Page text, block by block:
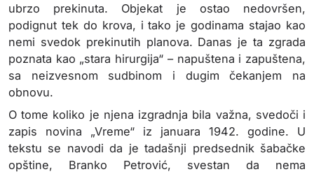
ubrzo prekinuta. Objekat je ostao nedovršen,
podignut tek do krova, i tako je godinama stajao kao
nemi svedok prekinutih planova. Danas je ta zgrada
poznata kao „stara hirurgija“ – napuštena i zapuštena,
sa neizvesnom sudbinom i dugim čekanjem na
obnovu.
O tome koliko je njena izgradnja bila važna, svedoči i
zapis novina „Vreme“ iz januara 1942. godine. U
tekstu se navodi da je tadašnji predsednik šabačke
opštine, Branko Petrović, svestan da nema